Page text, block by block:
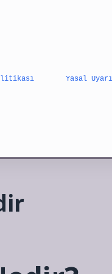
Yasal Uyarı